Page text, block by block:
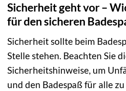
Sicherheit geht vor –
für den sicheren
Sicherheit sollte beim
Stelle stehen. Beachten Sie
Sicherheitshinweise, um
und den Badespaß für alle